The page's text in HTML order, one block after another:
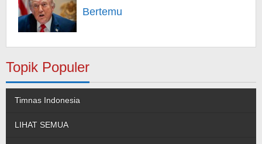
Bertemu
Topik Populer
Timnas Indonesia
LIHAT SEMUA